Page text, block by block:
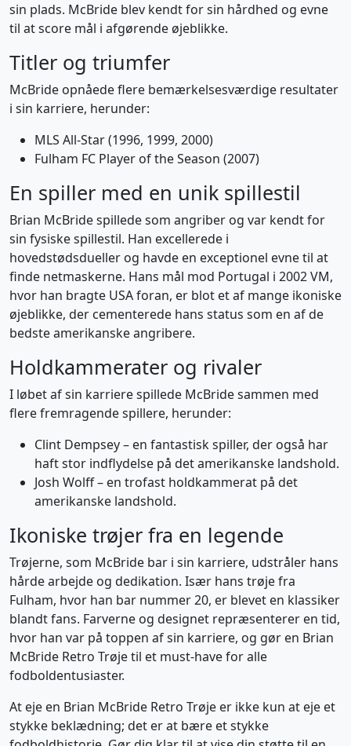
sin plads. McBride blev kendt for sin hårdhed og evne
til at score mål i afgørende øjeblikke.
Titler og triumfer
McBride opnåede flere bemærkelsesværdige resultater
i sin karriere, herunder:
MLS All-Star (1996, 1999, 2000)
Fulham FC Player of the Season (2007)
En spiller med en unik spillestil
Brian McBride spillede som angriber og var kendt for
sin fysiske spillestil. Han excellerede i
hovedstødsdueller og havde en exceptionel evne til at
finde netmaskerne. Hans mål mod Portugal i 2002 VM,
hvor han bragte USA foran, er blot et af mange ikoniske
øjeblikke, der cementerede hans status som en af de
bedste amerikanske angribere.
Holdkammerater og rivaler
I løbet af sin karriere spillede McBride sammen med
flere fremragende spillere, herunder:
Clint Dempsey – en fantastisk spiller, der også har
haft stor indflydelse på det amerikanske landshold.
Josh Wolff – en trofast holdkammerat på det
amerikanske landshold.
Ikoniske trøjer fra en legende
Trøjerne, som McBride bar i sin karriere, udstråler hans
hårde arbejde og dedikation. Især hans trøje fra
Fulham, hvor han bar nummer 20, er blevet en klassiker
blandt fans. Farverne og designet repræsenterer en tid,
hvor han var på toppen af sin karriere, og gør en Brian
McBride Retro Trøje til et must-have for alle
fodboldentusiaster.
At eje en Brian McBride Retro Trøje er ikke kun at eje et
stykke beklædning; det er at bære et stykke